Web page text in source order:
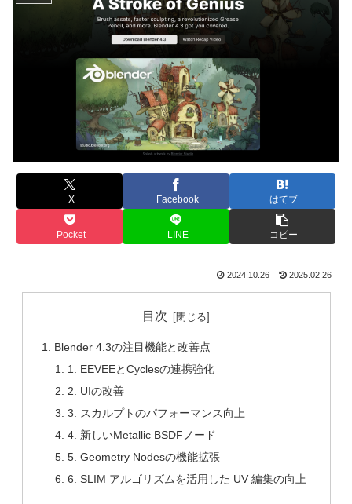
X Facebook はてブ
Pocket LINE コピー
2024.10.26 2025.02.26
目次
Blender 4.3の注目機能と改善点
1. EEVEEとCyclesの連携強化
2. UIの改善
3. スカルプトのパフォーマンス向上
4. 新しいMetallic BSDFノード
5. Geometry Nodesの機能拡張
6. SLIM アルゴリズムを活用した UV 編集の向上